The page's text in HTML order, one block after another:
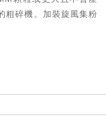
粗碎機。加裝旋風集粉